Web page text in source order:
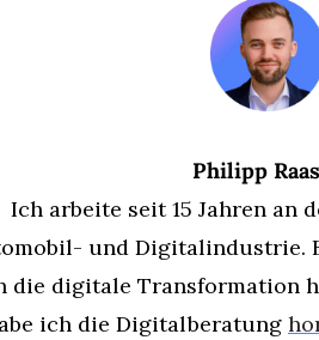
Philipp
Ich arbeite seit 15 Jahren an
und Digitalindustrie.
die digitale Transformation
ich die Digitalberatung